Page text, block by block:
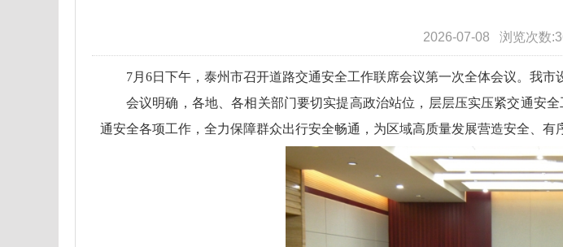
2026-07-08 浏览次数:
7月6日下午，泰州市召开道路交通安全工作联席会议第一次全体会议。我
会议明确，各地、各相关部门要切实提高政治站位，层层压实压紧交通安
通安全各项工作，全力保障群众出行安全畅通，为区域高质量发展营造安全、有